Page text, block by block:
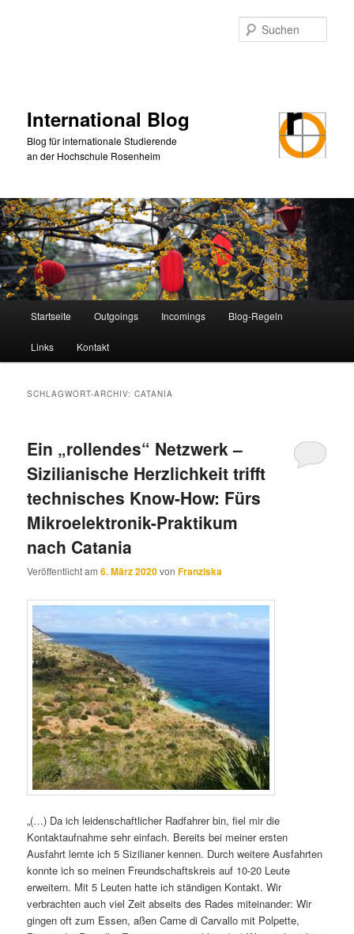
International Blog
Blog für internationale Studierende
an der Hochschule Rosenheim
Startseite Outgoings Incomings Blog-Regeln
Links Kontakt
SCHLAGWORT-ARCHIV:CATANIA
Ein „rollendes“ Netzwerk –
Sizilianische Herzlichkeit trifft
technisches Know-How: Fürs
Mikroelektronik-Praktikum
nach Catania
Veröffentlicht am6. März 2020vonFranziska
„(…) Da ich leidenschaftlicher Radfahrer bin, fiel mir die
Kontaktaufnahme sehr einfach. Bereits bei meiner ersten
Ausfahrt lernte ich 5 Sizilianer kennen. Durch weitere Ausfahrten
konnte ich so meinen Freundschaftskreis auf 10-20 Leute
erweitern. Mit 5 Leuten hatte ich ständigen Kontakt. Wir
verbrachten auch viel Zeit abseits des Rades miteinander: Wir
gingen oft zum Essen, aßen Carne di Carvallo mit Polpette,